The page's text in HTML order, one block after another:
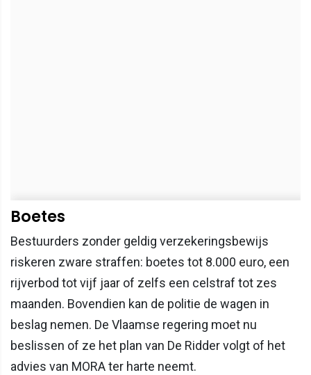
Boetes
Bestuurders zonder geldig verzekeringsbewijs
riskeren zware straffen: boetes tot 8.000 euro, een
rijverbod tot vijf jaar of zelfs een celstraf tot zes
maanden. Bovendien kan de politie de wagen in
beslag nemen. De Vlaamse regering moet nu
beslissen of ze het plan van De Ridder volgt of het
advies van MORA ter harte neemt.